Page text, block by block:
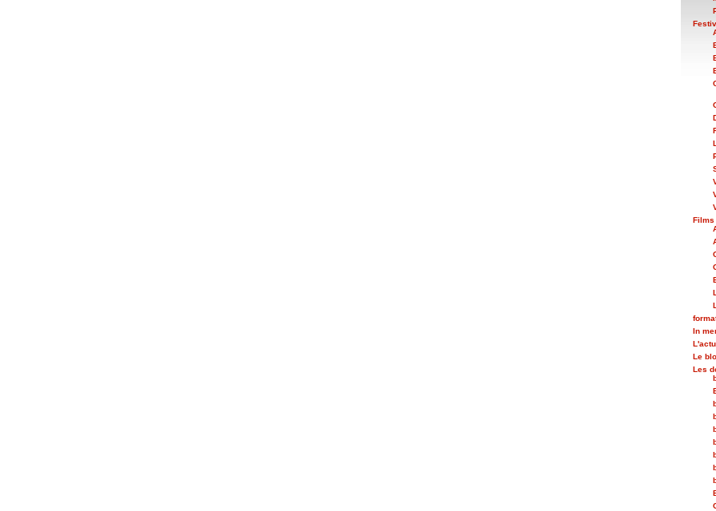
Films
In
Le
Les